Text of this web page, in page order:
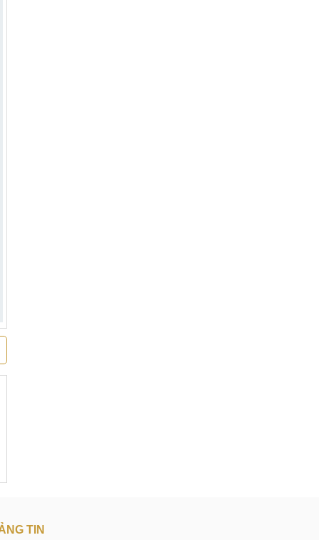
TIN